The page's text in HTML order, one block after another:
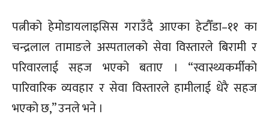
पत्नीको हेमोडायलाइसिस गराउँदै आएका हेटौँडा–११ का
चन्द्रलाल तामाङले अस्पतालको सेवा विस्तारले बिरामी र
परिवारलाई सहज भएको बताए । “स्वास्थ्यकर्मीको
पारिवारिक व्यवहार र सेवा विस्तारले हामीलाई धेरै सहज
भएको छ,” उनले भने ।